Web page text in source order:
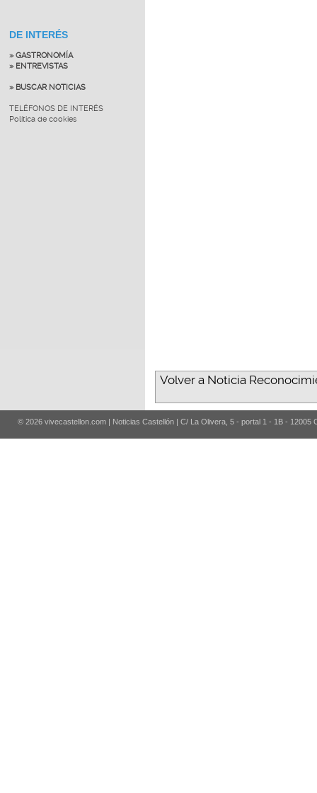
DE INTERÉS
» GASTRONOMÍA
» ENTREVISTAS
» BUSCAR NOTICIAS
TELÉFONOS DE INTERÉS
Política de cookies
Volver a Noticia
© 2026 vivecastellon.com | Noticias Castellón | C/ La Olivera, 5 - portal 1 - 1B - 12005